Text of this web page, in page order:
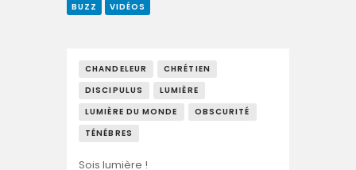
BUZZ VIDÉOS
CHANDELEUR
CHRÉTIEN
DISCIPULUS
LUMIÈRE
LUMIÈRE DU MONDE
OBSCURITÉ
TÉNÉBRES
Sois lumière !